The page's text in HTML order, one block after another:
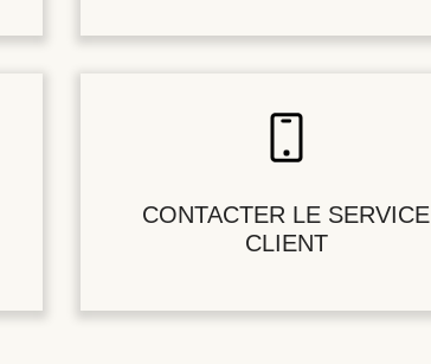
CONTACTER LE SERVICE
CLIENT